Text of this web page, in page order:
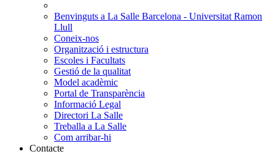
Benvinguts a La Salle Barcelona - Universitat Ramon
Llull
Coneix-nos
Organització i estructura
Escoles i Facultats
Gestió de la qualitat
Model acadèmic
Portal de Transparència
Informació Legal
Directori La Salle
Treballa a La Salle
Com arribar-hi
Contacte